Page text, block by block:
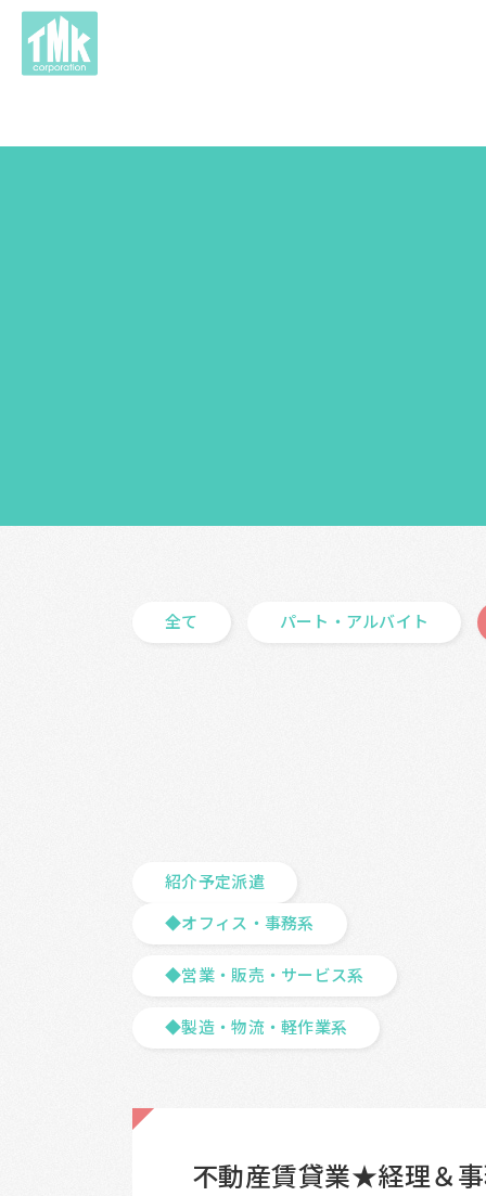
全て パート・アルバイト
紹介予定派遣
◆オフィス・事務系
◆営業・販売・サービス系
◆製造・物流・軽作業系
不動産賃貸業★経理＆